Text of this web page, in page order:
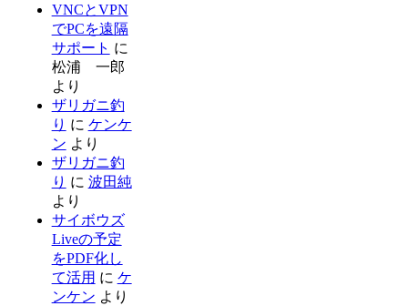
VNCとVPN
でPCを遠隔
サポート に
松浦 一郎
より
ザリガニ釣
り に ケンケ
ン より
ザリガニ釣
り に 波田純
より
サイボウズ
Liveの予定
をPDF化し
て活用 に ケ
ンケン より